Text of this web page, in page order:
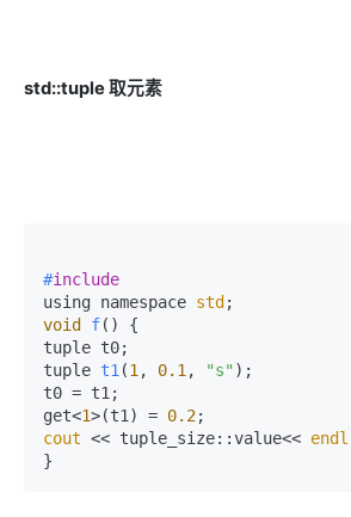
std::tuple取元素
#include
using namespace std
void
f()
{
tuple t0;
tuple t1 (1 , 0.1 , "s" ) ;
t0 = t1;
get<1>(t1) = 0.2
cout << tuple_size::value<< endl
}